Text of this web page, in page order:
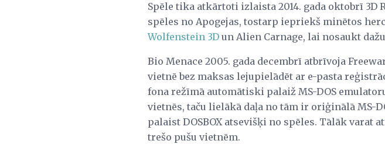
Spēle tika atkārtoti izlaista 2014. gada oktobrī
spēles no Apogejas, tostarp iepriekš minētos
Wolfenstein 3D un Alien Carnage, lai nosaukt
Bio Menace 2005. gada decembrī atbrīvoja
vietnē bez maksas lejupielādēt ar e-pasta
fona režīmā automātiski palaiž MS-DOS
vietnēs, taču lielākā daļa no tām ir oriģinālā MS-
palaist DOSBOX atsevišķi no spēles. Tālāk varat
trešo pušu vietnēm.